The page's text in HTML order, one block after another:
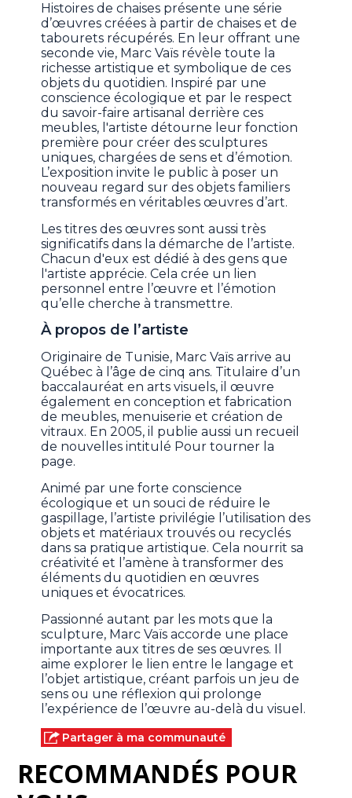
Histoires de chaises présente une série
d’œuvres créées à partir de chaises et de
tabourets récupérés. En leur offrant une
seconde vie, Marc Vaïs révèle toute la
richesse artistique et symbolique de ces
objets du quotidien. Inspiré par une
conscience écologique et par le respect
du savoir-faire artisanal derrière ces
meubles, l'artiste détourne leur fonction
première pour créer des sculptures
uniques, chargées de sens et d’émotion.
L’exposition invite le public à poser un
nouveau regard sur des objets familiers
transformés en véritables œuvres d’art.
Les titres des œuvres sont aussi très
significatifs dans la démarche de l’artiste.
Chacun d'eux est dédié à des gens que
l'artiste apprécie. Cela crée un lien
personnel entre l’œuvre et l’émotion
qu’elle cherche à transmettre.
À propos de l’artiste
Originaire de Tunisie, Marc Vaïs arrive au
Québec à l’âge de cinq ans. Titulaire d’un
baccalauréat en arts visuels, il œuvre
également en conception et fabrication
de meubles, menuiserie et création de
vitraux. En 2005, il publie aussi un recueil
de nouvelles intitulé Pour tourner la
page.
Animé par une forte conscience
écologique et un souci de réduire le
gaspillage, l’artiste privilégie l’utilisation des
objets et matériaux trouvés ou recyclés
dans sa pratique artistique. Cela nourrit sa
créativité et l’amène à transformer des
éléments du quotidien en œuvres
uniques et évocatrices.
Passionné autant par les mots que la
sculpture, Marc Vaïs accorde une place
importante aux titres de ses œuvres. Il
aime explorer le lien entre le langage et
l’objet artistique, créant parfois un jeu de
sens ou une réflexion qui prolonge
l’expérience de l’œuvre au-delà du visuel.
Partager à ma communauté
RECOMMANDÉS POUR